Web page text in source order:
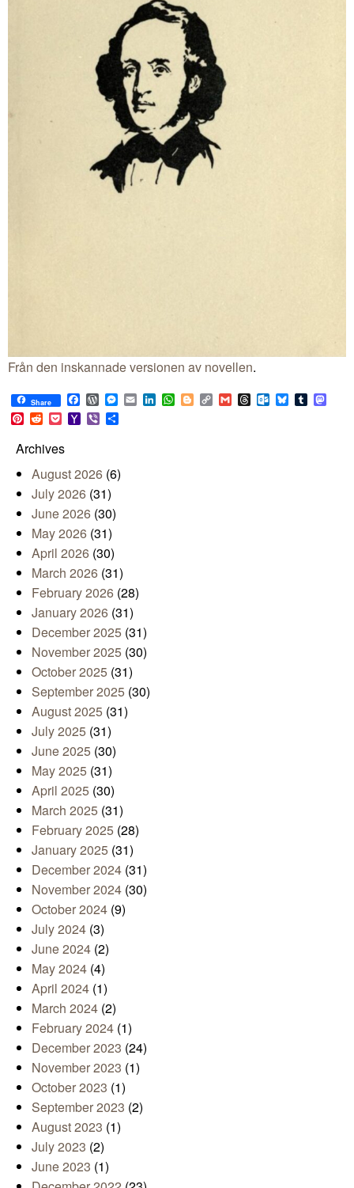
Från den inskannade versionen av novellen.
Share Facebook
WordPress
Messenger
EmailLinkedIn
WhatsApp
BloggerCopy
Link
GmailThreadsOutlook.com
BlueskyTumblr
Pinterest
RedditPocketYahoo
Mail
Viber
Archives
August 2026 (6)
July 2026 (31)
June 2026 (30)
May 2026 (31)
April 2026 (30)
March 2026 (31)
February 2026 (28)
January 2026 (31)
December 2025 (31)
November 2025 (30)
October 2025 (31)
September 2025 (30)
August 2025 (31)
July 2025 (31)
June 2025 (30)
May 2025 (31)
April 2025 (30)
March 2025 (31)
February 2025 (28)
January 2025 (31)
December 2024 (31)
November 2024 (30)
October 2024 (9)
July 2024 (3)
June 2024 (2)
May 2024 (4)
April 2024 (1)
March 2024 (2)
February 2024 (1)
December 2023 (24)
November 2023 (1)
October 2023 (1)
September 2023 (2)
August 2023 (1)
July 2023 (2)
June 2023 (1)